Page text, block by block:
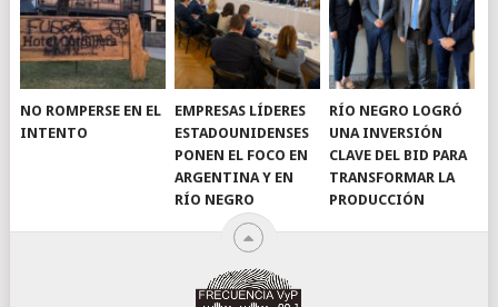
NO ROMPERSE EN EL
INTENTO
EMPRESAS LÍDERES
ESTADOUNIDENSES
PONEN EL FOCO EN
ARGENTINA Y EN
RÍO NEGRO
RÍO NEGRO LOGRÓ
UNA INVERSIÓN
CLAVE DEL BID PARA
TRANSFORMAR LA
PRODUCCIÓN